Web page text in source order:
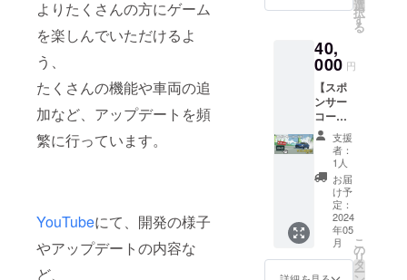
よりたくさんの方にゲーム
を楽しんでいただけるよ
う、
たくさんの機能や車両の追
加など、アップデートを頻
繁に行っています。
YouTubeにて、開発の様子
やアップデートの内容な
ど、
画面に
ないほ
ど長い
お名前
（20字
以上）
→文字
をすべ
て収め
るため
に名前
が小さ
くなり
ます。
※極端に
長い場
合は溢
れた文
すので
ださ
い。 ・
公序良
俗に反
するな
ど、こ
ちらが
不適切
と判断
したも
の →掲
載しな
い場合
がござ
いま
前をご
い。
(ニック
ネーム
可) ※掲
載は1ア
カウン
トにつ
き1名ま
でとな
りま
す。 下
記の内
容に当
てはま
るニッ
「N3Ra
サポー
ターと
してお
名前を
「②ク
レジッ
ト掲
載」い
たしま
す。 ・
CAMPF
IRE内
メッ
セージ
機能に
ゲーム
内通
貨」を
獲得で
きるシ
リアル
コード
がもら
えま
す。 ・
2024年
5～8月
頃実施
予定の
V2アッ
プデー
権」を
し、
ゲーム
内で登
場する
看板、
ゲーム
のクレ
ジット
にお名
前やロ
ゴを大
きく掲
載いた
しま
す。
(+②) ・
選
択
す
る
40,
000 円
【スポ
ンサー
コース
B】 ・
2024年
5～8月
頃実施
予定の
V2アッ
プデー
トに
て、
「⑤ス
ポン
支援
者：
1人
お届
け予
定：
2024
年05
月
こ
の
リ
タ
ー